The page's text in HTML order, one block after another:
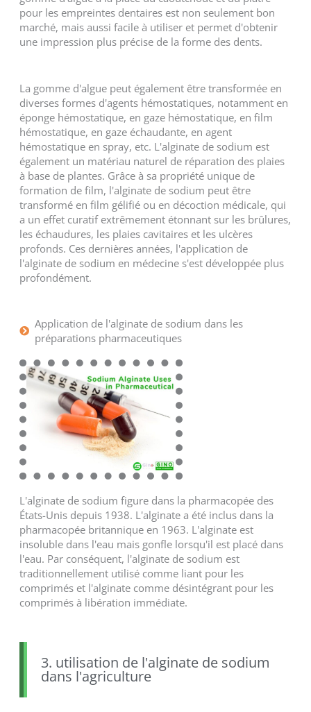
pour les empreintes dentaires est non seulement bon
marché, mais aussi facile à utiliser et permet d'obtenir
une impression plus précise de la forme des dents.
La gomme d'algue peut également être transformée en
diverses formes d'agents hémostatiques, notamment en
éponge hémostatique, en gaze hémostatique, en film
hémostatique, en gaze échaudante, en agent
hémostatique en spray, etc. L'alginate de sodium est
également un matériau naturel de réparation des plaies
à base de plantes. Grâce à sa propriété unique de
formation de film, l'alginate de sodium peut être
transformé en film gélifié ou en décoction médicale, qui
a un effet curatif extrêmement étonnant sur les brûlures,
les échaudures, les plaies cavitaires et les ulcères
profonds. Ces dernières années, l'application de
l'alginate de sodium en médecine s'est développée plus
profondément.
Application de l'alginate de sodium dans les
préparations pharmaceutiques
L'alginate de sodium figure dans la pharmacopée des
États-Unis depuis 1938. L'alginate a été inclus dans la
pharmacopée britannique en 1963. L'alginate est
insoluble dans l'eau mais gonfle lorsqu'il est placé dans
l'eau. Par conséquent, l'alginate de sodium est
traditionnellement utilisé comme liant pour les
comprimés et l'alginate comme désintégrant pour les
comprimés à libération immédiate.
3. utilisation de l'alginate de sodium
dans l'agriculture